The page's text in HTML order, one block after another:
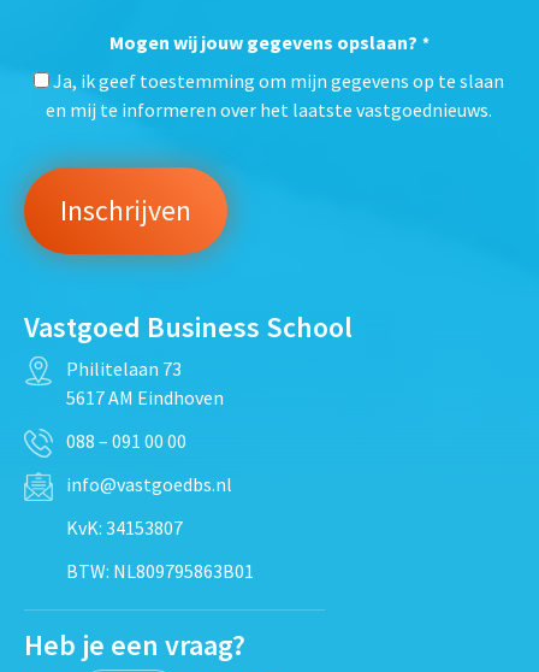
Mogen wij jouw gegevens opslaan? *
Ja, ik geef toestemming om mijn gegevens op te slaan
en mij te informeren over het laatste vastgoednieuws.
Vastgoed Business School
Philitelaan 73
5617 AM Eindhoven
088 – 091 00 00
info@vastgoedbs.nl
KvK: 34153807
BTW: NL809795863B01
Heb je een vraag?